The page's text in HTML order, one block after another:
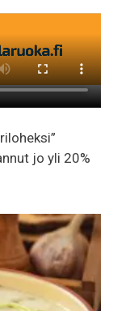
jo yli 20%